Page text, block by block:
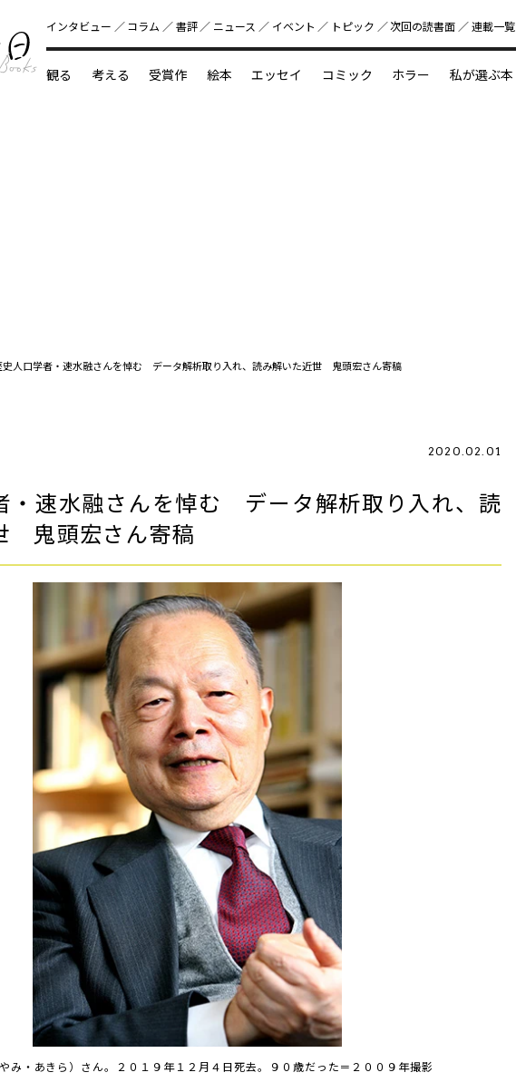
好書好日
インタビュー コラム 書評 ニュース イベント トピック 次回の読書⾯ 連載一覧
観る 考える 受賞作 絵本 エッセイ コミック ホラー 私が選ぶ本
史人口学者・速水融さんを悼む データ解析取り入れ、読み解いた近世 鬼頭宏さん寄稿
2020.02.01
・速水融さんを悼む データ解析取り入れ、読
鬼頭宏さん寄稿
み・あきら）さん。２０１９年１２月４日死去。９０歳だった＝２００９年撮影